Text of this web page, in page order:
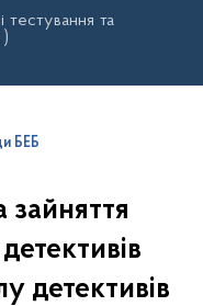
та
БЕБ
детективів